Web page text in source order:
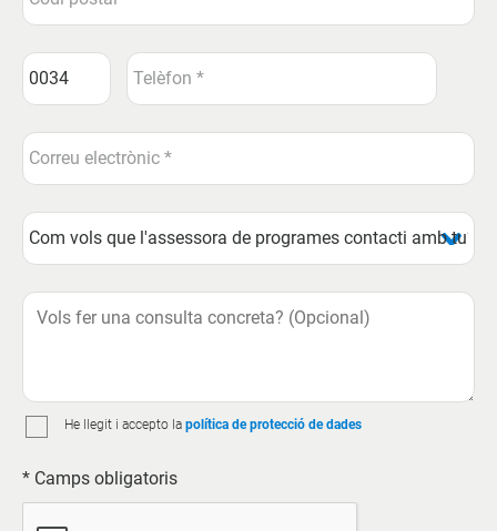
He llegit i accepto la política de protecció de dades
* Camps obligatoris